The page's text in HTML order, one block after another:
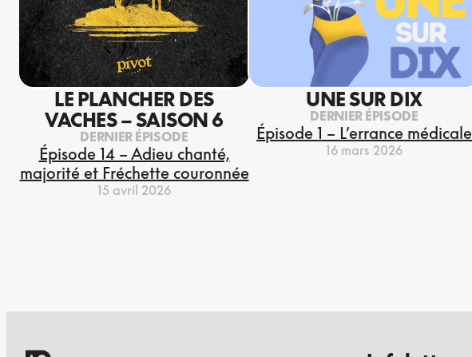
LE PLANCHER DES
VACHES – SAISON 6
DERNIER ÉPISODE
Épisode 14 – Adieu chanté,
majorité et Fréchette couronnée
15 avril 2026
UNE SUR DIX
DERNIER ÉPISODE
Épisode 1 – L’errance médicale
16 mars 2026